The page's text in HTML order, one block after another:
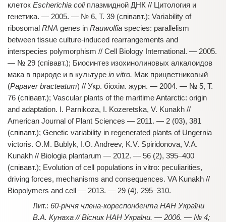
клеток Escherichia coliплазмидной ДНК // Цитология и
генетика. — 2005. — № 6, Т. 39 (співавт.); Variability of
ribosomal RNA genes in Rauwolfia species: parallelism
between tissue culture-induced rearrangements and
interspecies polymorphism // Cell Biology International. — 2005.
— № 29 (співавт.); Биосинтез изохинолиновых алкалоидов
мака в природе и в культуре in vitro. Мак прицветниковый
(Papaver bracteatum) // Укр. біохім. журн. — 2004. — № 5, Т.
76 (співавт.); Vascular plants of the maritime Antarctic: origin
and adaptation. I. Parnikoza, I. Kozeretska, V. Kunakh //
American Journal of Plant Sciences — 2011. — 2 (03), 381
(співавт.); Genetic variability in regenerated plants of Ungernia
victoris. O.M. Bublyk, I.O. Andreev, K.V. Spiridonova, V.A.
Kunakh // Biologia plantarum — 2012. — 56 (2), 395–400
(співавт.); Evolution of cell populations in vitro: peculiarities,
driving forces, mechanisms and consequences. VA Kunakh //
Biopolymers and cell — 2013. — 29 (4), 295–310.
60-річчя члена-кореспондента НАН України
В.А. Кунаха // Вісник НАН України. — 2006. — № 4;